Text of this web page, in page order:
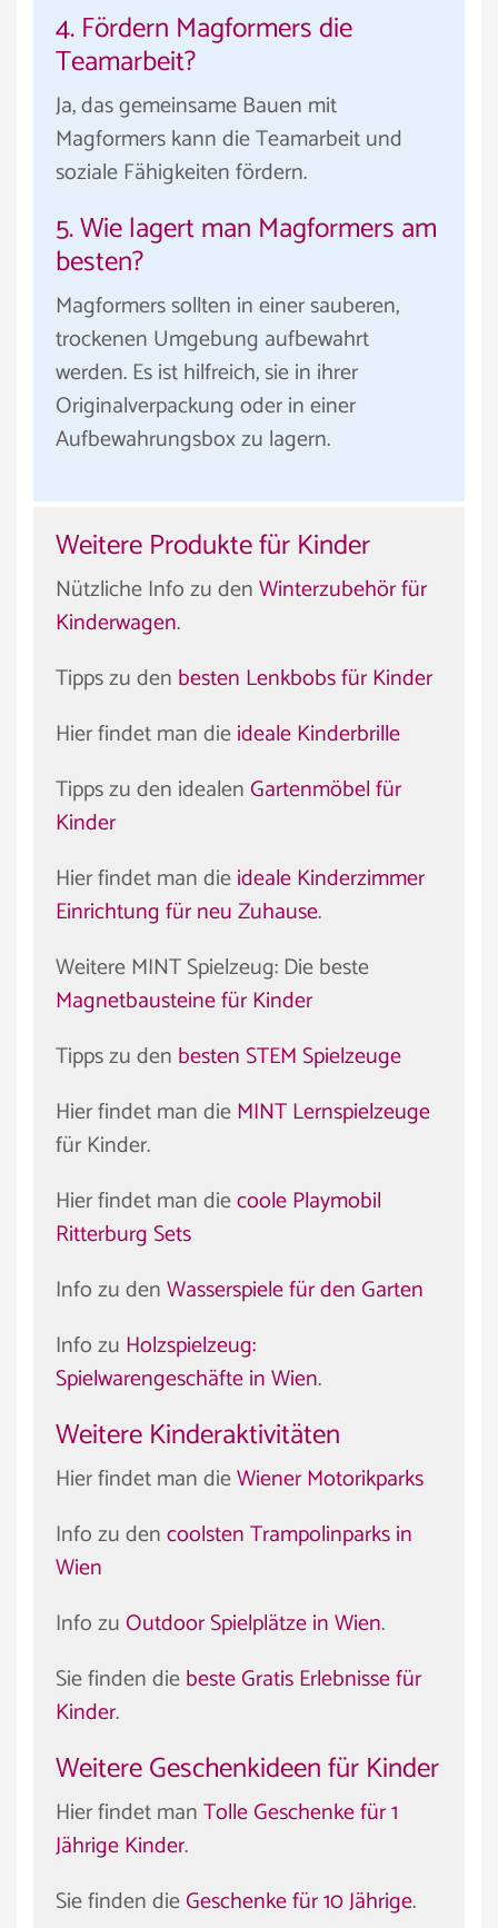
4. Fördern Magformers die
Teamarbeit?
Ja, das gemeinsame Bauen mit
Magformers kann die Teamarbeit und
soziale Fähigkeiten fördern.
5. Wie lagert man Magformers am
besten?
Magformers sollten in einer sauberen,
trockenen Umgebung aufbewahrt
werden. Es ist hilfreich, sie in ihrer
Originalverpackung oder in einer
Aufbewahrungsbox zu lagern.
Weitere Produkte für Kinder
Nützliche Info zu denWinterzubehör für
Kinderwagen.
Tipps zu den besten Lenkbobs für Kinder
Hier findet man dieideale Kinderbrille
Tipps zu den idealenGartenmöbel für
Kinder
Hier findet man dieideale Kinderzimmer
Einrichtung für neu Zuhause.
Weitere MINT Spielzeug: Die beste
Magnetbausteine für Kinder
Tipps zu den besten STEM Spielzeuge
Hier findet man dieMINT Lernspielzeuge
für Kinder.
Hier findet man diecoole Playmobil
Ritterburg Sets
Info zu denWasserspiele für den Garten
Info zu Holzspielzeug:
Spielwarengeschäfte in Wien.
Weitere Kinderaktivitäten
Hier findet man dieWiener Motorikparks
Info zu dencoolsten Trampolinparks in
Wien
Info zuOutdoor Spielplätze in Wien.
Sie finden diebeste Gratis Erlebnisse für
Kinder.
Weitere Geschenkideen für Kinder
Hier findet manTolle Geschenke für 1
Jährige Kinder.
Sie finden dieGeschenke für 10 Jährige.